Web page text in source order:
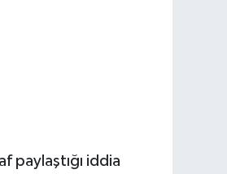
paylaştığı iddia